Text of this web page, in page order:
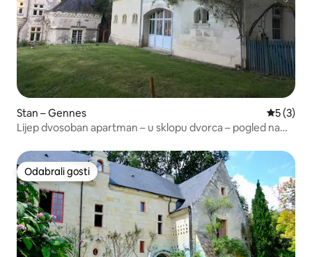
Stan – Gennes
5 (3)
Lijep dvosoban apartman – u sklopu dvorca – pogled na
Odabrali gosti
Odabrali gosti